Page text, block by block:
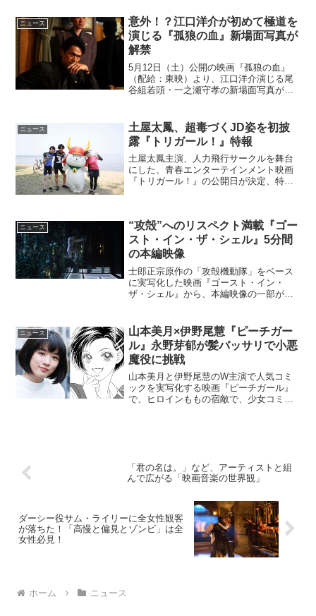
ニュース
意外！？江口洋介が初めて極道を
演じる『孤狼の血』新場面写真が
解禁
5月12日（土）公開の映画『孤狼の血』
（配給：東映）より、江口洋介演じる尾
谷組若頭・一之瀬守孝の新場面写真が解
き肉躍る”映画『孤狼の血』。物語の舞台
は、昭和63年...
ニュース
土屋太鳳、超毒づくJD姿を初披
露『トリガール！』特報
土屋太鳳主演、人力飛行サークルを舞台
にした、青春エンターテインメント映画
『トリガール！』の公開日が決定、特報
(土屋太鳳)。一浪して入った...
ニュース
“攻殻”へのリスペクト満載『ゴー
スト・イン・ザ・シェル』5分間
の本編映像
士郎正宗原作の「攻殻機動隊」をベース
に実写化した映画『ゴースト・イン・
ザ・シェル』から、本編映像の一部が解
ン・ザ・シェル』本編映像機械の体を持
つ、世界最強の捜査官(ス...
ニュース
山本美月×伊野尾慧『ピーチガー
ル』永野芽郁が髪バッサリで小悪
魔役に挑戦
山本美月と伊野尾慧のW主演で人気コミ
ックを実写化する映画『ピーチガール』
で、ヒロインももの宿敵で、少女コミッ
「君の名は。」など、アーティストと組
んで広がる「映画音楽の世界観」
ダーシー役サム・ライリーに全女性観客
が落ちた！「高慢と偏見とゾンビ」は全
女性必見！
ホーム ニュース